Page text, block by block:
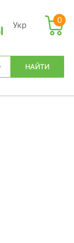
Укр
НАЙТИ
0